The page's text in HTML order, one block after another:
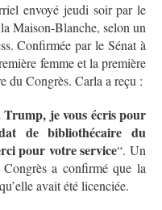
envoyé jeudi soir par le
Maison-Blanche, selon un
Confirmée par le Sénat à
femme et la première
du Congrès. Carla a reçu :
je vous écris pour
de bibliothécaire du
pour votre service“. Un
a confirmé que la
avait été licenciée.